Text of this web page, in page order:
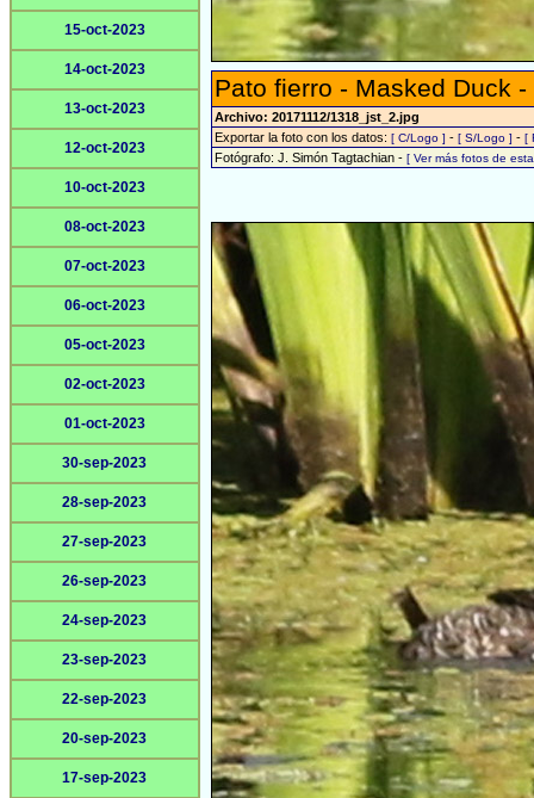
15-oct-2023
14-oct-2023
13-oct-2023
12-oct-2023
10-oct-2023
08-oct-2023
07-oct-2023
06-oct-2023
05-oct-2023
02-oct-2023
01-oct-2023
30-sep-2023
28-sep-2023
27-sep-2023
26-sep-2023
24-sep-2023
23-sep-2023
22-sep-2023
20-sep-2023
17-sep-2023
Pato fierro - Masked Duck -
Archivo: 20171112/1318_jst_2.jpg
Exportar la foto con los datos: [ C/Logo ] - [ S/Logo ] - [
Fotógrafo: J. Simón Tagtachian - [ Ver más fotos de